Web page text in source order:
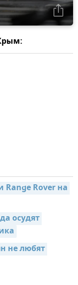
Rover на
осудят
не любят